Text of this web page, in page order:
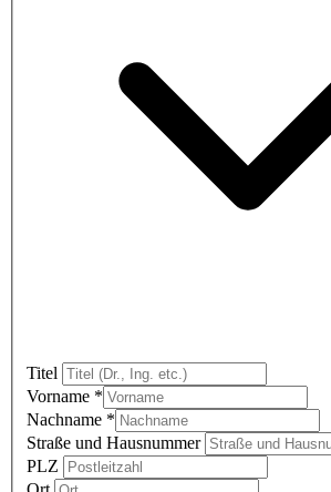
Titel
Vorname *
Nachname *
Straße und Hausnummer
PLZ